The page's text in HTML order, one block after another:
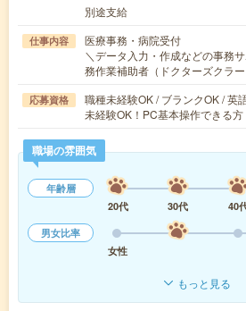
別途支給
仕事内容
医療事務・病院受付
＼データ入力・作成などの事務
務作業補助者（ドクターズクラ
応募資格
職種未経験OK / ブランクOK / 英
未経験OK！PC基本操作できる方
職場の雰囲気
年齢層
20代
30代 40
男女比率
女性
もっと見る